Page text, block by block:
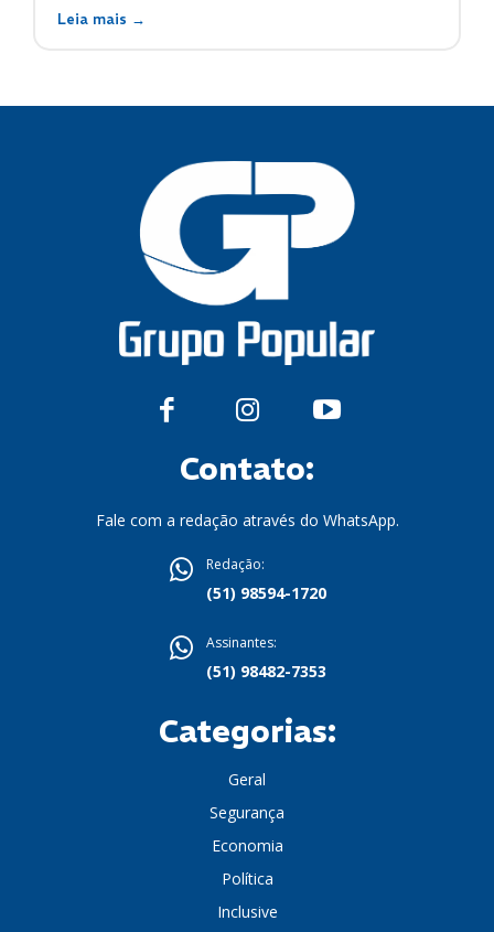
Leia mais →
Contato:
Fale com a redação através do WhatsApp.
Redação:
(51) 98594-1720
Assinantes:
(51) 98482-7353
Categorias:
Geral
Segurança
Economia
Política
Inclusive